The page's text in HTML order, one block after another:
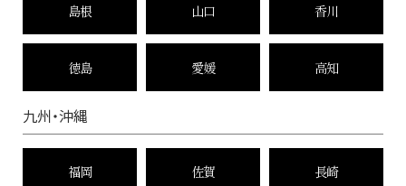
島根 山口 香川
徳島 愛媛 高知
九州・沖縄
福岡 佐賀 長崎